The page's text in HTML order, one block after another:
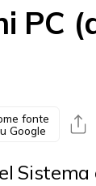
PC
fonte
Google